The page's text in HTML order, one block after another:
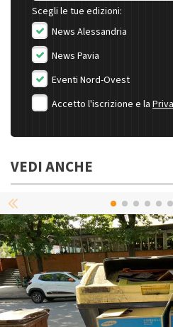
Scegli le tue edizioni:
News Alessandria
News Pavia
Eventi Nord-Ovest
Accetto l'iscrizione e la
VEDI ANCHE